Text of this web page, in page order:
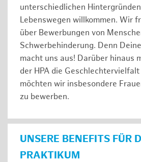
unterschiedlichen
Lebenswegen willkommen. Wir
über Bewerbungen von
Schwerbehinderung. Denn
macht uns aus! Darüber hinaus
der HPA die
möchten wir insbesondere
zu bewerben.
UNSERE BENEFITS FÜR
PRAKTIKUM